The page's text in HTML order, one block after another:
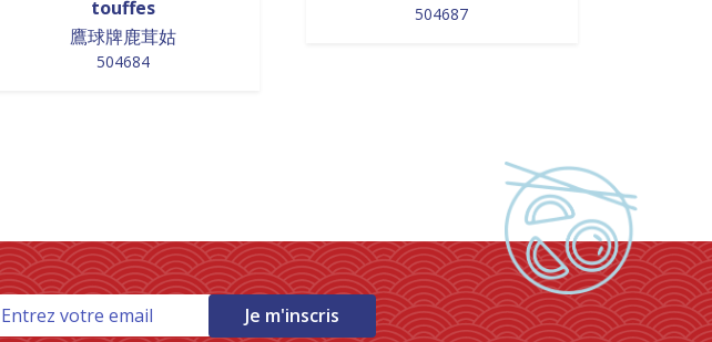
touffes
鷹球牌鹿茸姑
504684
504687
Je m'inscris